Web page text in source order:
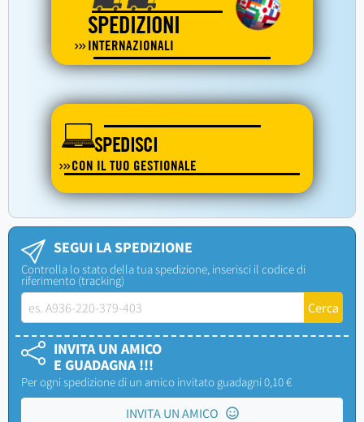
SPEDIZIONI
INTERNAZIONALI
SPEDISCI
CON IL TUO GESTIONALE
SEGUI LA SPEDIZIONE
Controlla lo stato della tua spedizione, inserisci il codice di
riferimento (tracking)
INVITA UN AMICO
E GUADAGNA !!!
Per ogni spedizione di un amico invitato guadagni 0,10 €
INVITA UN AMICO